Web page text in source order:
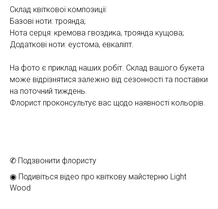
Склад квіткової композиції:
Базові ноти: троянда;
Нота серця: кремова гвоздика, троянда кущова;
Додаткові ноти: еустома, евкаліпт.
На фото є приклад наших робіт. Склад вашого букета
може відрізнятися залежно від сезонності та поставки
на поточний тиждень.
Флорист проконсультує вас щодо наявності кольорів.
✆ Подзвонити флористу
◉ Подивіться відео про квіткову майстерню Light
Wood